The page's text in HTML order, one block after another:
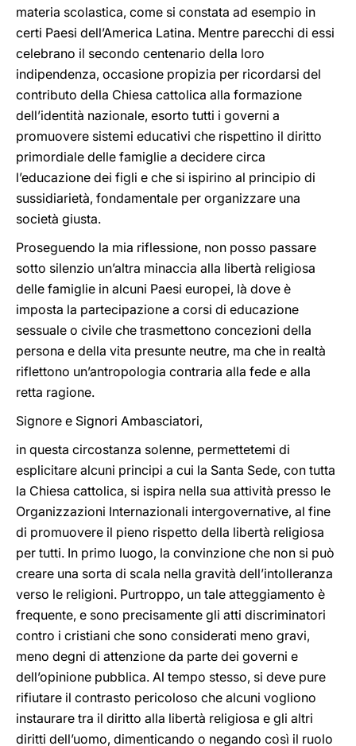
materia scolastica, come si constata ad esempio in
certi Paesi dell’America Latina. Mentre parecchi di essi
celebrano il secondo centenario della loro
indipendenza, occasione propizia per ricordarsi del
contributo della Chiesa cattolica alla formazione
dell’identità nazionale, esorto tutti i governi a
promuovere sistemi educativi che rispettino il diritto
primordiale delle famiglie a decidere circa
l’educazione dei figli e che si ispirino al principio di
sussidiarietà, fondamentale per organizzare una
società giusta.
Proseguendo la mia riflessione, non posso passare
sotto silenzio un’altra minaccia alla libertà religiosa
delle famiglie in alcuni Paesi europei, là dove è
imposta la partecipazione a corsi di educazione
sessuale o civile che trasmettono concezioni della
persona e della vita presunte neutre, ma che in realtà
riflettono un’antropologia contraria alla fede e alla
retta ragione.
Signore e Signori Ambasciatori,
in questa circostanza solenne, permettetemi di
esplicitare alcuni principi a cui la Santa Sede, con tutta
la Chiesa cattolica, si ispira nella sua attività presso le
Organizzazioni Internazionali intergovernative, al fine
di promuovere il pieno rispetto della libertà religiosa
per tutti. In primo luogo, la convinzione che non si può
creare una sorta di scala nella gravità dell’intolleranza
verso le religioni. Purtroppo, un tale atteggiamento è
frequente, e sono precisamente gli atti discriminatori
contro i cristiani che sono considerati meno gravi,
meno degni di attenzione da parte dei governi e
dell’opinione pubblica. Al tempo stesso, si deve pure
rifiutare il contrasto pericoloso che alcuni vogliono
instaurare tra il diritto alla libertà religiosa e gli altri
diritti dell’uomo, dimenticando o negando così il ruolo